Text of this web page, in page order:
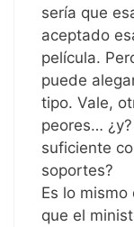
sería que
aceptado
película.
puede
tipo. Vale,
peores…
suficiente
soportes?
Es lo
que el